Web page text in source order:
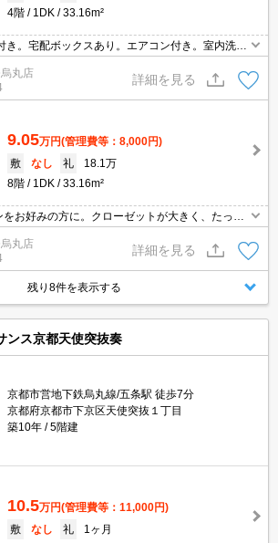
4階
1DK 33.16m²
き。宅配ボックスあり。エアコン付き。室内洗濯
ック付き。エレベーターあり。システムキッチ
付。
丸店
詳細を見る
9.05万円(管理費等：8,000円)
敷
なし 礼
18.1万
8階
1DK 33.16m²
お好みの方に。クローゼットが大きく、たっぷ
ね。エアコン付き。オートロック付き。宅配ボッ
ターホン付き。
丸店
詳細を見る
残り8件を表示する
ンス京都天使突抜奏
京都市営地下鉄烏丸線/五条駅 徒歩7分
京都府京都市下京区天使突抜１丁目
築10年
5階建
10.5万円(管理費等：11,000円)
敷
なし 礼
1ヶ月